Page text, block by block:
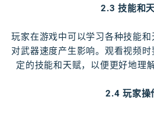
2.3 技能和
玩家在游戏中可以学习各种技能
对武器速度产生影响。观看视频
定的技能和天赋，以便更好地理
2.4 玩家操